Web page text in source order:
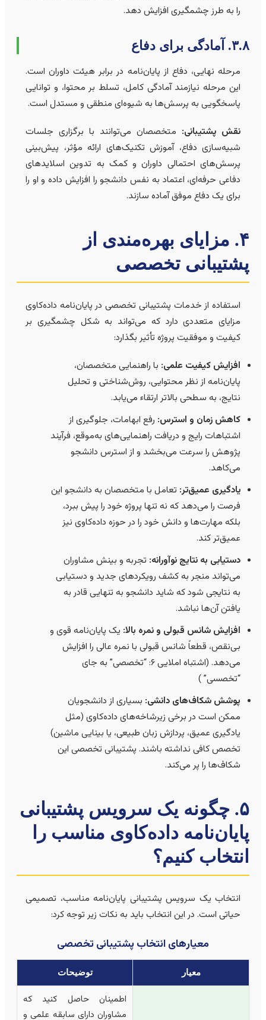
را به طرز چشمگیری افزایش دهد.
مرحله نهایی، دفاع از پایان‌نامه در برابر هیئت داوران است.
این مرحله نیازمند آمادگی کامل، تسلط بر محتوا، و توانایی
پاسخگویی به پرسش‌ها به شیوه‌ای منطقی و مستدل است.
نقش پشتیبانی:متخصصان می‌توانند با برگزاری جلسات
شبیه‌سازی دفاع، آموزش تکنیک‌های ارائه مؤثر، پیش‌بینی
پرسش‌های احتمالی داوران و کمک به تدوین اسلایدهای
دفاعی حرفه‌ای، اعتماد به نفس دانشجو را افزایش داده و او را
برای یک دفاع موفق آماده سازند.
۴. مزایای بهره‌مندی از
تخصصی
استفاده از خدمات پشتیبانی تخصصی در پایان‌نامه داده‌کاوی
مزایای متعددی دارد که می‌تواند به شکل چشمگیری بر
کیفیت و موفقیت پروژه تأثیر بگذارد:
افزایش کیفیت علمی:با راهنمایی متخصصان،
پایان‌نامه از نظر محتوایی، روش‌شناختی و تحلیل
نتایج، به سطحی بالاتر ارتقاء می‌یابد.
کاهش زمان و استرس:رفع ابهامات، جلوگیری از
اشتباهات رایج و دریافت راهنمایی‌های به‌موقع، فرآیند
پژوهش را سرعت می‌بخشد و از استرس دانشجو
می‌کاهد.
یادگیری عمیق‌تر:تعامل با متخصصان به دانشجو این
فرصت را می‌دهد که نه تنها پروژه خود را پیش ببرد،
بلکه مهارت‌ها و دانش خود را در حوزه داده‌کاوی نیز
عمیق‌تر کند.
دستیابی به نتایج نوآورانه:تجربه و بینش مشاوران
می‌تواند منجر به کشف رویکردهای جدید و دستیابی
به نتایجی شود که شاید دانشجو به تنهایی قادر به
یافتن آن‌ها نباشد.
افزایش شانس قبولی و نمره بالا:یک پایان‌نامه قوی و
بی‌نقص، قطعاً شانس قبولی با نمره عالی را افزایش
می‌دهد. (اشتباه املایی ۶: “تخصصی” به جای
“تخصسی” )
پوشش شکاف‌های دانشی:بسیاری از دانشجویان
ممکن است در برخی زیرشاخه‌های داده‌کاوی (مثل
یادگیری عمیق، پردازش زبان طبیعی، یا بینایی ماشین)
تخصص کافی نداشته باشند. پشتیبانی تخصصی این
شکاف‌ها را پر می‌کند.
۵. چگونه یک سرویس پشتیبانی
داده‌کاوی مناسب را
کنیم؟
انتخاب یک سرویس پشتیبانی پایان‌نامه مناسب، تصمیمی
حیاتی است. در این انتخاب باید به نکات زیر توجه کرد:
معیارهای انتخاب پشتیبانی تخصصی
معیار توضیحات
اطمینان حاصل کنید که
مشاوران دارای سابقه علمی و